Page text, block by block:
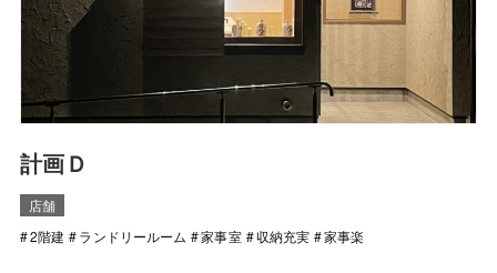
計画Ｄ
店舗
2階建
ランドリールーム 家事室 収納充実 家事楽